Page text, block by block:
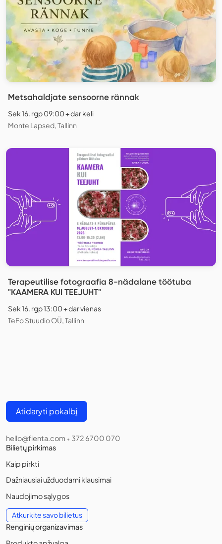
Metsahaldjate sensoorne rännak
Sek 16. rgp 09:00 + dar keli
Monte Lapsed, Tallinn
Terapeutilise fotograafia 8-nädalane töötuba
"KAAMERA KUI TEEJUHT"
Sek 16. rgp 13:00 + dar vienas
TeFo Stuudio OÜ, Tallinn
Atidaryti pokalbį
hello@fienta.com • 372 6700 070
Bilietų pirkimas
Kaip pirkti
Dažniausiai užduodami klausimai
Naudojimo sąlygos
Atkurkite savo bilietus
Renginių organizavimas